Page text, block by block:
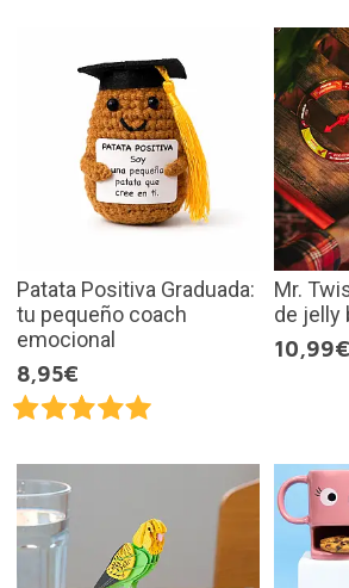
Patata Positiva Graduada:
tu pequeño coach
emocional
8,95€
Mr.
de jelly
10,99€